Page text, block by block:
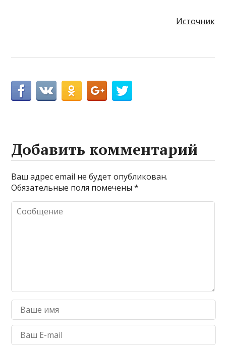
Источник
Добавить комментарий
Ваш адрес email не будет опубликован.
Обязательные поля помечены*